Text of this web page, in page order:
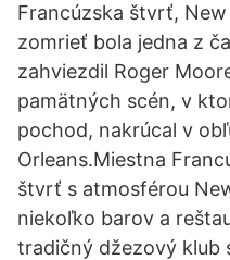
Francúzska štvrť, New
zomrieť bola jedna z
zahviezdil Roger
pamätných scén, v
pochod, nakrúcal v
Orleans.Miestna
štvrť s atmosférou
niekoľko barov a
tradičný džezový klub